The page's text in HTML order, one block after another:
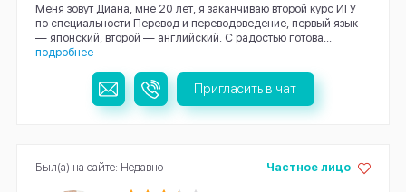
Меня зовут Диана, мне 20 лет, я заканчиваю второй курс ИГУ
по специальности Перевод и переводоведение, первый язык
— японский, второй — английский. С радостью готова...
подробнее
Пригласить в чат
Частное лицо
Был(а) на сайте: Недавно